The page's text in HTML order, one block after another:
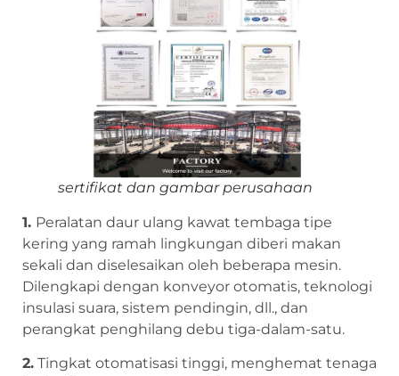
sertifikat dan gambar perusahaan
1. Peralatan daur ulang kawat tembaga tipe
kering yang ramah lingkungan diberi makan
sekali dan diselesaikan oleh beberapa mesin.
Dilengkapi dengan konveyor otomatis, teknologi
insulasi suara, sistem pendingin, dll., dan
perangkat penghilang debu tiga-dalam-satu.
2. Tingkat otomatisasi tinggi, menghemat tenaga